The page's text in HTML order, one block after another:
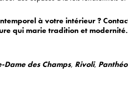
à votre intérieur ?
qui marie tradition et modernité.
Dame des Champs, Rivoli,